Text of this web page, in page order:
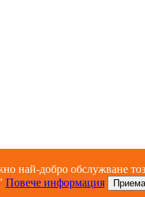
най-добро обслужване
Повече информация